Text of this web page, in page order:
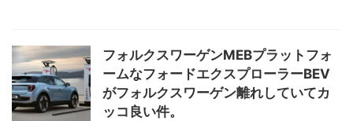
フォルクスワーゲンMEBプラットフォ
ームなフォードエクスプローラーBEV
がフォルクスワーゲン離れしていてカ
ッコ良い件。